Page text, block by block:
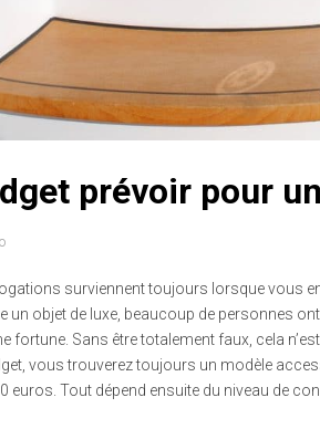
prévoir pour
surviennent toujours lorsque vous
un objet de luxe, beaucoup de personnes
fortune. Sans être totalement faux, cela
vous trouverez toujours un modèle
euros. Tout dépend ensuite du niveau de